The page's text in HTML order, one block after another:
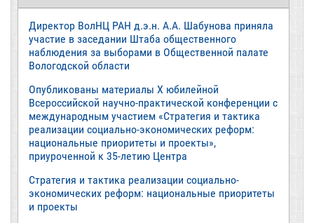
Директор ВолНЦ РАН д.э.н. А.А. Шабунова приняла
участие в заседании Штаба общественного
наблюдения за выборами в Общественной палате
Вологодской области
Опубликованы материалы X юбилейной
Всероссийской научно-практической конференции с
международным участием «Стратегия и тактика
реализации социально-экономических реформ:
национальные приоритеты и проекты»,
приуроченной к 35-летию Центра
Стратегия и тактика реализации социально-
экономических реформ: национальные приоритеты
и проекты